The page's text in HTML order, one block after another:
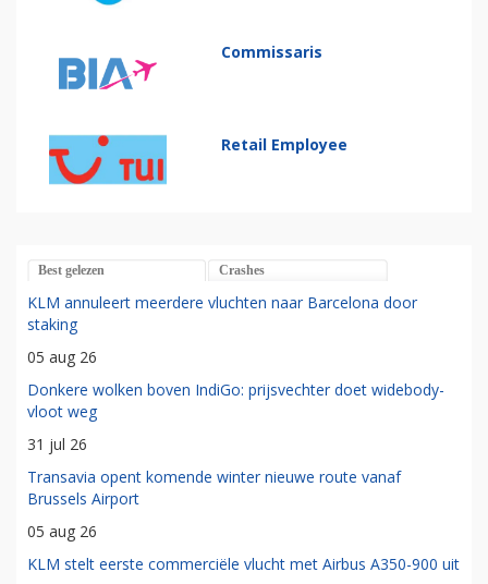
Commissaris
Retail Employee
Best gelezen Crashes
KLM annuleert meerdere vluchten naar Barcelona door
staking
05 aug 26
Donkere wolken boven IndiGo: prijsvechter doet widebody-
vloot weg
31 jul 26
Transavia opent komende winter nieuwe route vanaf
Brussels Airport
05 aug 26
KLM stelt eerste commerciële vlucht met Airbus A350-900 uit